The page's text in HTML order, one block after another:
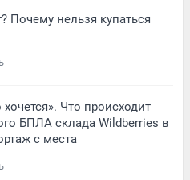
Почему нельзя купаться
Что происходит
БПЛА склада Wildberries в
с места